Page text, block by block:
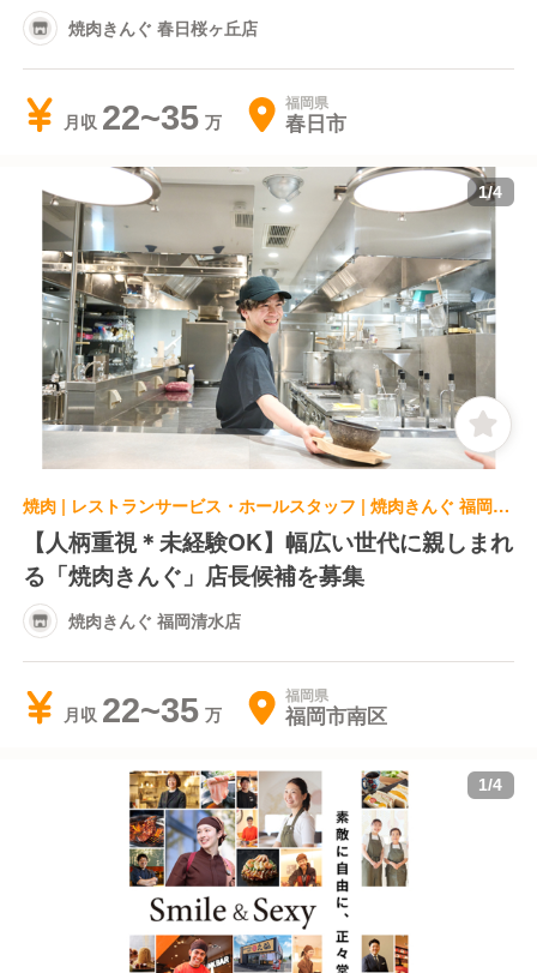
焼肉きんぐ 春日桜ヶ丘店
月収 22~35 福岡県
春日市
1/4
焼肉 | レストランサービス・ホールスタッフ | 焼肉きんぐ 福岡清水店
【人柄重視＊未経験OK】幅広い世代に親しまれ
る「焼肉きんぐ」店長候補を募集
焼肉きんぐ 福岡清水店
月収 22~35 福岡県
福岡市南区
1/4